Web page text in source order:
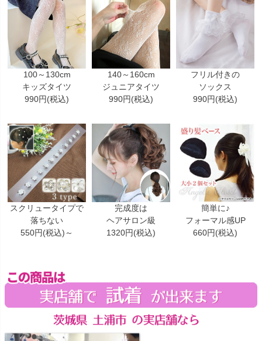
100～130cm
キッズタイツ
990円(税込)
140～160cm
ジュニアタイツ
990円(税込)
フリル付きの
ソックス
990円(税込)
スクリュータイプで
落ちない
550円(税込)～
完成度は
ヘアサロン級
1320円(税込)
簡単に♪
フォーマル感UP
660円(税込)